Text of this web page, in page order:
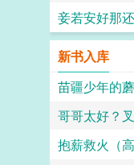
妾若安好那
新书入库
苗疆少年的
哥哥太好？
抱薪救火（高